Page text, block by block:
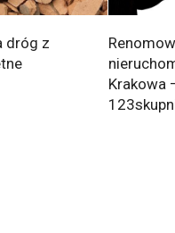
dróg z
Krakowa